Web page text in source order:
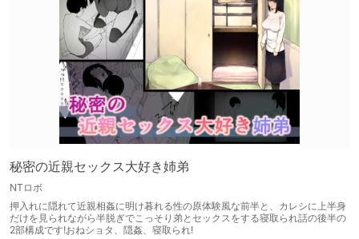
秘密の近親セックス大好き姉弟
NTロボ
押入れに隠れて近親相姦に明け暮れる性の原体験風な前半と、カレシに上半身
だけを見られながら半脱ぎでこっそり弟とセックスをする寝取られ話の後半の
2部構成です!おねショタ、隠姦、寝取られ!